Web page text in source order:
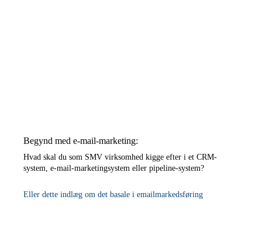
Begynd med e-mail-marketing:
Hvad skal du som SMV virksomhed kigge efter i et CRM-
system, e-mail-marketingsystem eller pipeline-system?
Eller dette indlæg om det basale i emailmarkedsføring